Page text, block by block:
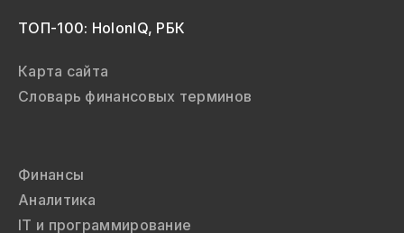
ТОП-100: HolonIQ, РБК
Карта сайта
Словарь финансовых терминов
Финансы
Аналитика
IT и программирование